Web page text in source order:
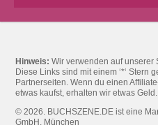
Hinweis: Wir verwenden auf unserer
Diese Links sind mit einem ‘*‘ Stern
Partnerseiten. Wenn du einen
etwas kaufst, erhalten wir etwas
© 2026. BUCHSZENE.DE ist eine
GmbH, München